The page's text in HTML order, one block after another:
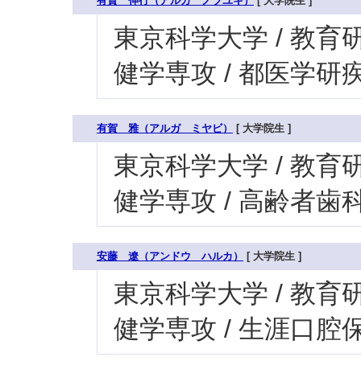
東京科学大学 / 教育
健学専攻 / 都医学研
有賀 雅（アルガ ミヤビ） [ 大学院生 ]
東京科学大学 / 教育
健学専攻 / 高齢者歯
安藤 遼（アンドウ ハルカ） [ 大学院生 ]
東京科学大学 / 教育
健学専攻 / 生涯口腔